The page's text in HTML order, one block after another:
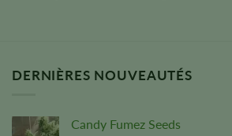
DERNIÈRES NOUVEAUTÉS
Candy Fumez Seeds